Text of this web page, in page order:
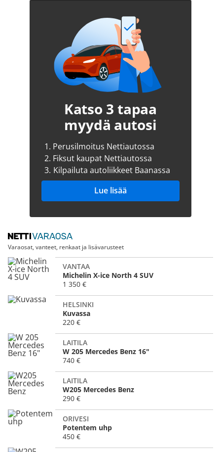
Katso 3 tapaa
myydä autosi
1. Perusilmoitus Nettiautossa
2. Fiksut kaupat Nettiautossa
3. Kilpailuta autoliikkeet Baanassa
Lue lisää
Varaosat, vanteet, renkaat ja lisävarusteet
VANTAA
Michelin X-ice North 4 SUV
1 350 €
HELSINKI
Kuvassa
220 €
LAITILA
W 205 Mercedes Benz 16"
740 €
LAITILA
W205 Mercedes Benz
290 €
ORIVESI
Potentem uhp
450 €